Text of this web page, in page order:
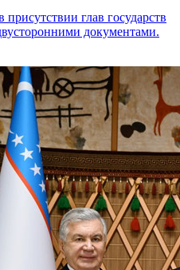
глав государств
документами.